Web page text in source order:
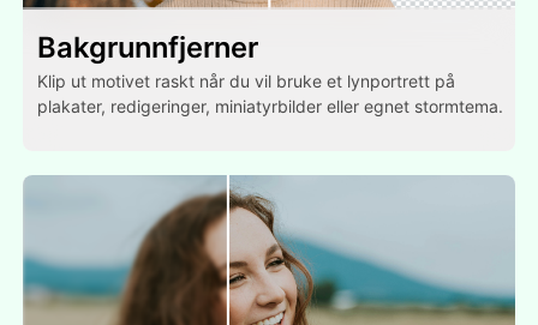
Bakgrunnfjerner
Klip ut motivet raskt når du vil bruke et lynportrett på
plakater, redigeringer, miniatyrbilder eller egnet stormtema.